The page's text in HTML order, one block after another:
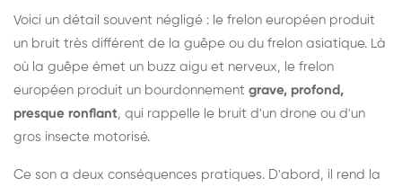
Voici un détail souvent négligé : le frelon européen produit
un bruit très différent de la guêpe ou du frelon asiatique. Là
où la guêpe émet un buzz aigu et nerveux, le frelon
européen produit un bourdonnement grave, profond,
presque ronflant, qui rappelle le bruit d'un drone ou d'un
gros insecte motorisé.
Ce son a deux conséquences pratiques. D'abord, il rend la